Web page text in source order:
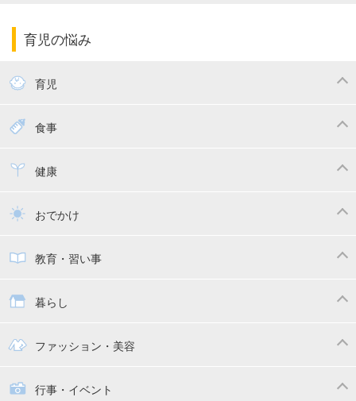
パパ向け特集
育児の悩み
育児
赤ちゃんのお世話
寝かしつけ
トイトレ
食事
離乳食健康
乳幼児健診・予防接種
おでかけ
子供とおでかけ
抱っこ紐
教育・習い事
教育・習い事
幼稚園
絵本
暮らし
ママの日常
家族関係・夫婦関係
ファッション・美容
子供の服・ファッション
行事・イベント